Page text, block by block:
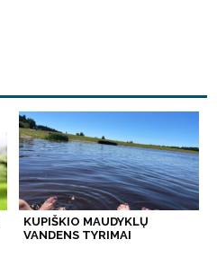
KUPIŠKIO MAUDYKLŲ
VANDENS TYRIMAI